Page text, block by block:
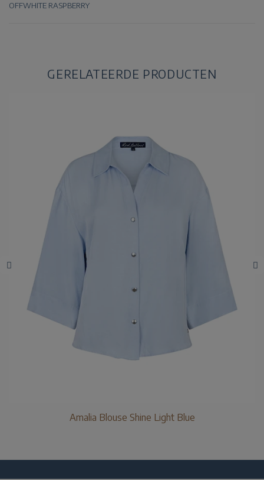
OFFWHITE RASPBERRY
GERELATEERDE PRODUCTEN
Amalia Blouse Shine Light Blue